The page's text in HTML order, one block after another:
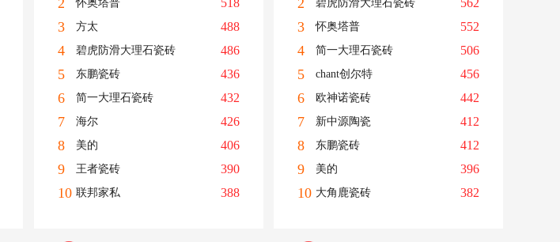
2 怀奥塔普 518
3 方太 488
4 碧虎防滑大理石瓷砖 486
5 东鹏瓷砖 436
6 简一大理石瓷砖 432
7 海尔 426
8 美的 406
9 王者瓷砖 390
10 联邦家私 388
2 碧虎防滑大理石瓷砖 562
3 怀奥塔普 552
4 简一大理石瓷砖 506
5 chant创尔特 456
6 欧神诺瓷砖 442
7 新中源陶瓷 412
8 东鹏瓷砖 412
9 美的 396
10 大角鹿瓷砖 382